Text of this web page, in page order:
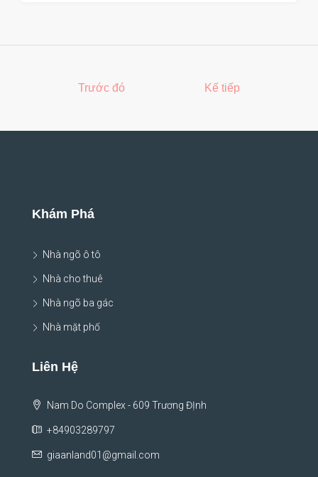
Trước đó Kế tiếp
Khám Phá
Nhà ngõ ô tô
Nhà cho thuê
Nhà ngõ ba gác
Nhà mặt phố
Liên Hệ
Nam Do Complex - 609 Trương ĐỊnh
+84903289797
giaanland01@gmail.com